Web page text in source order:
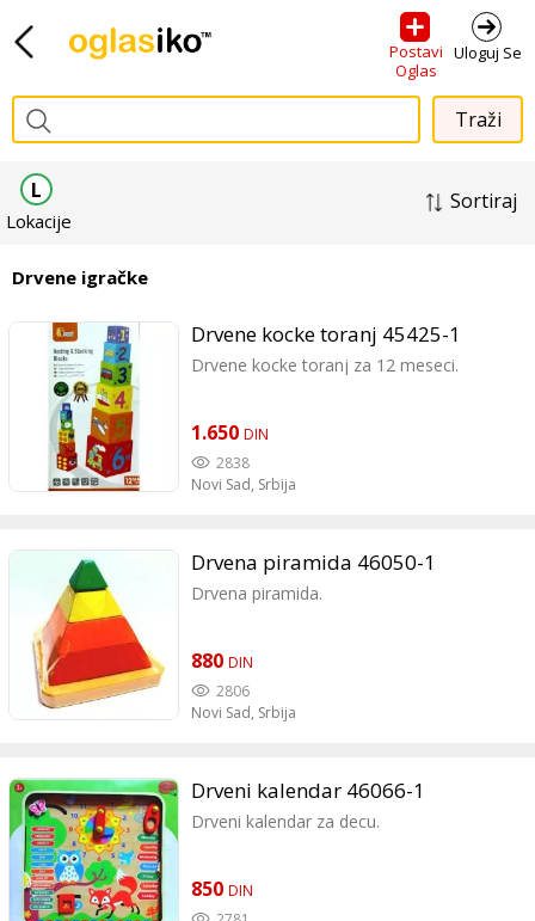
Postavi
Oglas
Uloguj Se
Sortiraj
L
Lokacije
Drvene igračke
Drvene kocke toranj 45425-1
Drvene kocke toranj za 12 meseci.
1.650 DIN
2838
Novi Sad, Srbija
Drvena piramida 46050-1
Drvena piramida.
880 DIN
2806
Novi Sad, Srbija
Drveni kalendar 46066-1
Drveni kalendar za decu.
850 DIN